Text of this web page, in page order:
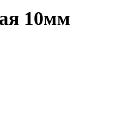
10мм